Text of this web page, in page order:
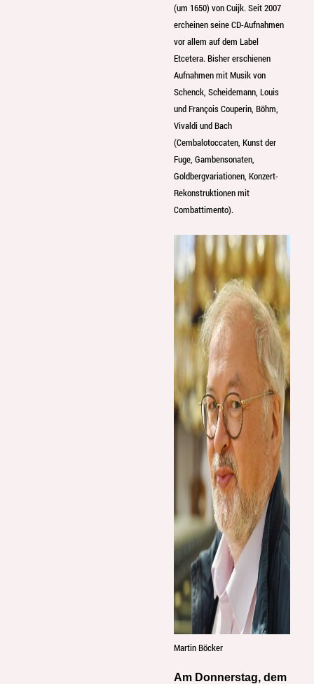
(um 1650) von Cuijk. Seit 2007
ercheinen seine CD-Aufnahmen
vor allem auf dem Label
Etcetera. Bisher erschienen
Aufnahmen mit Musik von
Schenck, Scheidemann, Louis
und François Couperin, Böhm,
Vivaldi und Bach
(Cembalotoccaten, Kunst der
Fuge, Gambensonaten,
Goldbergvariationen, Konzert-
Rekonstruktionen mit
Combattimento).
Martin Böcker
Am Donnerstag, dem